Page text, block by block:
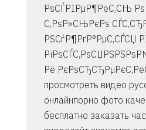
РѕСЃРІРµР¶РёС‚СЊ
С‚РѕР»СЊРєРѕ
РЅСѓР¶РґР°РµС‚СЃСЏ
Рё
просмотреть видео
онлайнпорно фото
бесплатно заказать